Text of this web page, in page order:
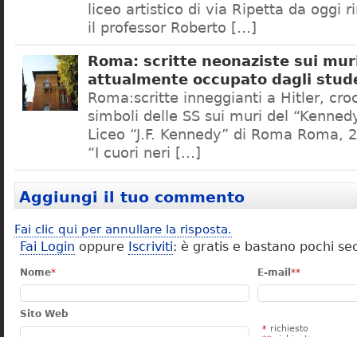
liceo artistico di via Ripetta da oggi
il professor Roberto […]
Roma: scritte neonaziste sui
attualmente occupato dagli
Roma:scritte inneggianti a Hitler,
simboli delle SS sui muri del
Liceo “J.F. Kennedy” di Roma Roma,
“I cuori neri […]
Aggiungi il tuo commento
Fai clic qui per annullare la risposta.
Fai Login oppure Iscriviti: è gratis e bastano pochi
Nome* E-mail **
Sito Web
* richiesto